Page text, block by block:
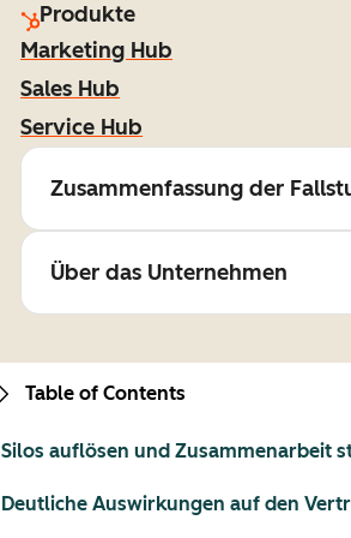
Produkte
Marketing Hub
Sales Hub
Service Hub
Zusammenfassung der
Über das Unternehmen
Table of Contents
Silos auflösen und Zusammenarbeit
Deutliche Auswirkungen auf den